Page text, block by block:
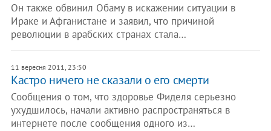
Он также обвинил Обаму в искажении ситуации в
Ираке и Афганистане и заявил, что причиной
революции в арабских странах стала…
11 вересня 2011, 23:50
Кастро ничего не сказали о его смерти
Сообщения о том, что здоровье Фиделя серьезно
ухудшилось, начали активно распространяться в
интернете после сообщения одного из…